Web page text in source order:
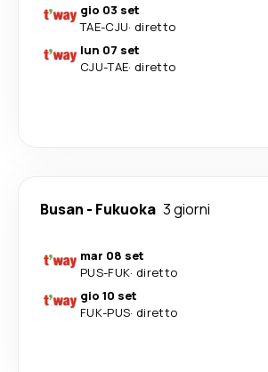
gio 03 set
TAE-CJU· diretto
lun 07 set
CJU-TAE· diretto
Busan - Fukuoka 3 giorni
mar 08 set
PUS-FUK· diretto
gio 10 set
FUK-PUS· diretto